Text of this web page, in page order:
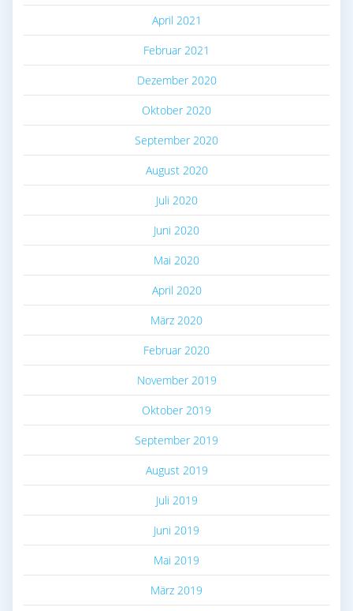
April 2021
Februar 2021
Dezember 2020
Oktober 2020
September 2020
August 2020
Juli 2020
Juni 2020
Mai 2020
April 2020
März 2020
Februar 2020
November 2019
Oktober 2019
September 2019
August 2019
Juli 2019
Juni 2019
Mai 2019
März 2019